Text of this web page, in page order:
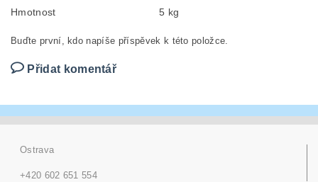
Hmotnost 5 kg
Buďte první, kdo napíše příspěvek k této položce.
Přidat komentář
Ostrava
+420 602 651 554